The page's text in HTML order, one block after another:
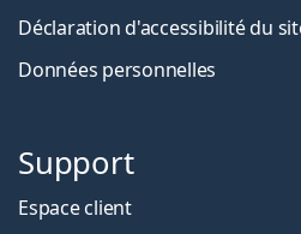
Déclaration d'accessibilité du
Données personnelles
Support
Espace client